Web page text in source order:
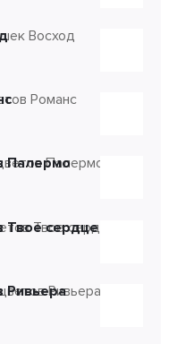
Палермо
Твое сердце
Ривьера